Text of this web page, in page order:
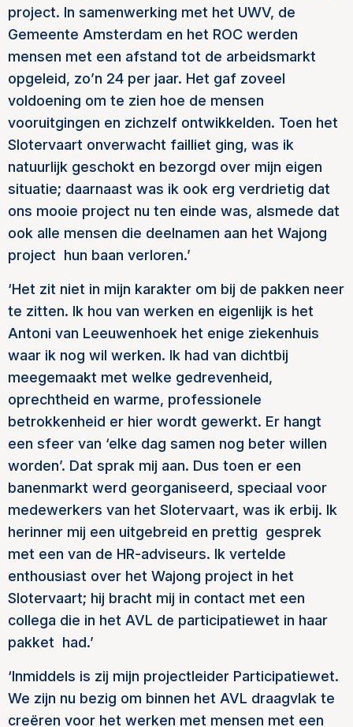
project. In samenwerking met het UWV, de
Gemeente Amsterdam en het ROC werden
mensen met een afstand tot de arbeidsmarkt
opgeleid, zo’n 24 per jaar. Het gaf zoveel
voldoening om te zien hoe de mensen
vooruitgingen en zichzelf ontwikkelden. Toen het
Slotervaart onverwacht failliet ging, was ik
natuurlijk geschokt en bezorgd over mijn eigen
situatie; daarnaast was ik ook erg verdrietig dat
ons mooie project nu ten einde was, alsmede dat
ook alle mensen die deelnamen aan het Wajong
project hun baan verloren.’
‘Het zit niet in mijn karakter om bij de pakken neer
te zitten. Ik hou van werken en eigenlijk is het
Antoni van Leeuwenhoek het enige ziekenhuis
waar ik nog wil werken. Ik had van dichtbij
meegemaakt met welke gedrevenheid,
oprechtheid en warme, professionele
betrokkenheid er hier wordt gewerkt. Er hangt
een sfeer van ‘elke dag samen nog beter willen
worden’. Dat sprak mij aan. Dus toen er een
banenmarkt werd georganiseerd, speciaal voor
medewerkers van het Slotervaart, was ik erbij. Ik
herinner mij een uitgebreid en prettig gesprek
met een van de HR-adviseurs. Ik vertelde
enthousiast over het Wajong project in het
Slotervaart; hij bracht mij in contact met een
collega die in het AVL de participatiewet in haar
pakket had.’
‘Inmiddels is zij mijn projectleider Participatiewet.
We zijn nu bezig om binnen het AVL draagvlak te
creëren voor het werken met mensen met een